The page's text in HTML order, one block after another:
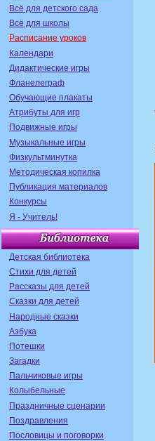
Всё для детского сада
Всё для школы
Расписание уроков
Календари
Дидактические игры
Фланелеграф
Обучающие плакаты
Атрибуты для игр
Подвижные игры
Музыкальные игры
Физкультминутка
Методическая копилка
Публикация материалов
Конкурсы
Я - Учитель!
Детская библиотека
Стихи для детей
Рассказы для детей
Сказки для детей
Народные сказки
Азбука
Потешки
Загадки
Пальчиковые игры
Колыбельные
Праздничные сценарии
Поздравления
Пословицы и поговорки